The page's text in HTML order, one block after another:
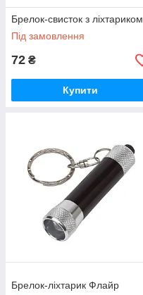
Брелок-свисток з ліхтариком
Під замовлення
72 ₴
Купити
Брелок-ліхтарик Флайр